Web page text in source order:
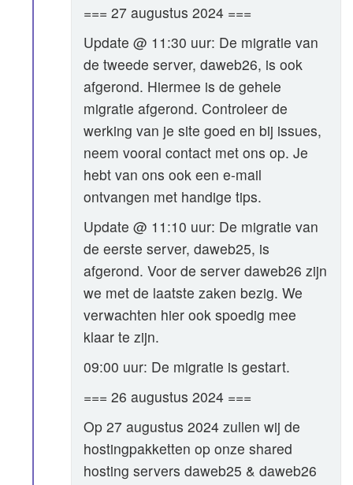
=== 27 augustus 2024 ===
Update @ 11:30 uur: De migratie van
de tweede server, daweb26, is ook
afgerond. Hiermee is de gehele
migratie afgerond. Controleer de
werking van je site goed en bij issues,
neem vooral contact met ons op. Je
hebt van ons ook een e-mail
ontvangen met handige tips.
Update @ 11:10 uur: De migratie van
de eerste server, daweb25, is
afgerond. Voor de server daweb26 zijn
we met de laatste zaken bezig. We
verwachten hier ook spoedig mee
klaar te zijn.
09:00 uur: De migratie is gestart.
=== 26 augustus 2024 ===
Op 27 augustus 2024 zullen wij de
hostingpakketten op onze shared
hosting servers daweb25 & daweb26